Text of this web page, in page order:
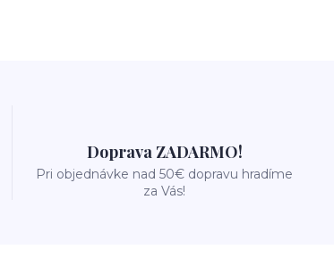
Doprava ZADARMO!
Pri objednávke nad 50€ dopravu hradíme
za Vás!